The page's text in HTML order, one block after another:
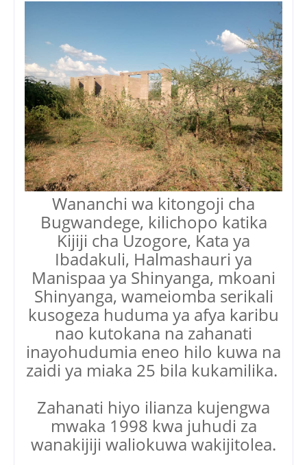
Wananchi wa kitongoji cha
Bugwandege, kilichopo katika
Kijiji cha Uzogore, Kata ya
Ibadakuli, Halmashauri ya
Manispaa ya Shinyanga, mkoani
Shinyanga, wameiomba serikali
kusogeza huduma ya afya karibu
nao kutokana na zahanati
inayohudumia eneo hilo kuwa na
zaidi ya miaka 25 bila kukamilika.
Zahanati hiyo ilianza kujengwa
mwaka 1998 kwa juhudi za
wanakijiji waliokuwa wakijitolea.